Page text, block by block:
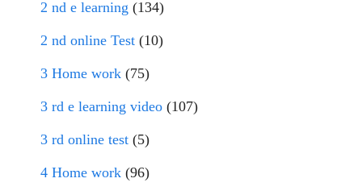
2 nd e learning (134)
2 nd online Test (10)
3 Home work (75)
3 rd e learning video (107)
3 rd online test (5)
4 Home work (96)